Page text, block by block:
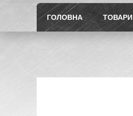
ГОЛОВНА ТОВАРИ